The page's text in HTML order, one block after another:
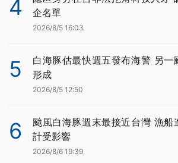
4
企名單
2026/8/5 16:03
5
白海豚估最快週五發布海警 另一
形成
2026/8/5 12:50
6
颱風白海豚週末最接近台灣 漁船
計受影響
2026/8/6 19:39